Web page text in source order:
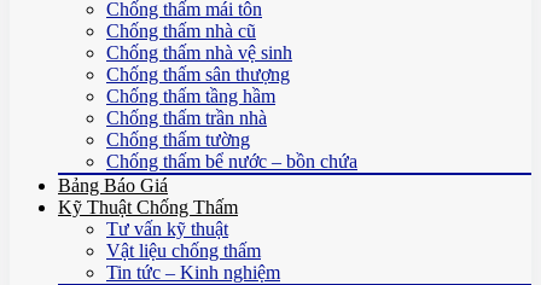
Chống thấm mái tôn
Chống thấm nhà cũ
Chống thấm nhà vệ sinh
Chống thấm sân thượng
Chống thấm tầng hầm
Chống thấm trần nhà
Chống thấm tường
Chống thấm bể nước – bồn chứa
Bảng Báo Giá
Kỹ Thuật Chống Thấm
Tư vấn kỹ thuật
Vật liệu chống thấm
Tin tức – Kinh nghiệm